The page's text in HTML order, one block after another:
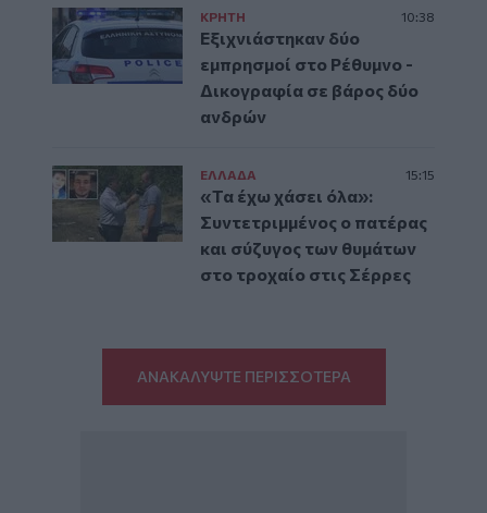
ΚΡΗΤΗ 10:38
Εξιχνιάστηκαν δύο
εμπρησμοί στο Ρέθυμνο -
Δικογραφία σε βάρος δύο
ανδρών
ΕΛΛAΔΑ 15:15
«Τα έχω χάσει όλα»:
Συντετριμμένος ο πατέρας
και σύζυγος των θυμάτων
στο τροχαίο στις Σέρρες
ΑΝΑΚΑΛΥΨΤΕ ΠΕΡΙΣΣΟΤΕΡΑ